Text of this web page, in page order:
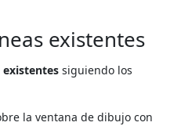
existentes
siguiendo los
la ventana de dibujo con